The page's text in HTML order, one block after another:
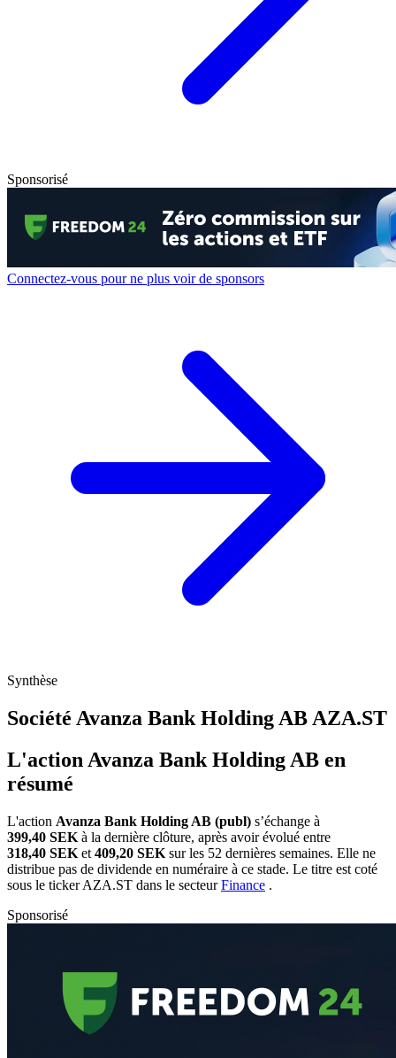
Sponsorisé
Connectez-vous pour ne plus voir de sponsors
Synthèse
Société Avanza Bank Holding AB AZA.ST
L'action Avanza Bank Holding AB en
résumé
L'action Avanza Bank Holding AB (publ) s’échange à
399,40 SEK à la dernière clôture, après avoir évolué entre
318,40 SEK et 409,20 SEK sur les 52 dernières semaines. Elle ne
distribue pas de dividende en numéraire à ce stade. Le titre est coté
sous le tickerAZA.ST dans le secteurFinance .
Sponsorisé